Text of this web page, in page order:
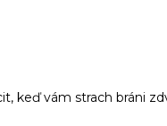
keď vám strach bráni